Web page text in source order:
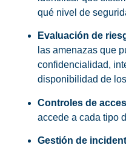
qué nivel de
Evaluación de
las amenazas que
confidencialidad,
disponibilidad de
Controles de
accede a cada tipo
Gestión de